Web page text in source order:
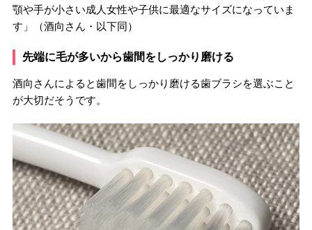
顎や手が小さい成人女性や子供に最適なサイズになっていま
す」（酒向さん・以下同）
先端に毛が多いから歯間をしっかり磨ける
酒向さんによると歯間をしっかり磨ける歯ブラシを選ぶこと
が大切だそうです。